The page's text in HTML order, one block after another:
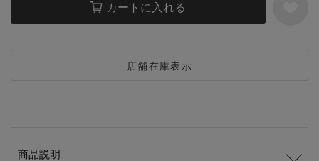
カートに入れる
店舗在庫表示
商品説明